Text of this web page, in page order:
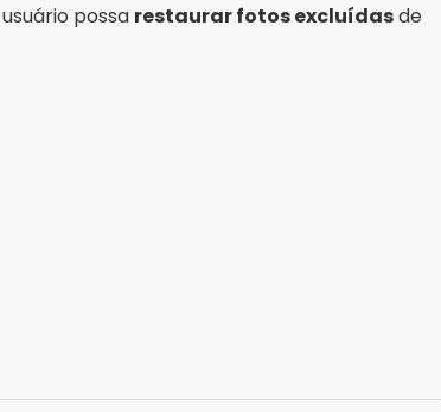
possa restaurar fotos excluídasde